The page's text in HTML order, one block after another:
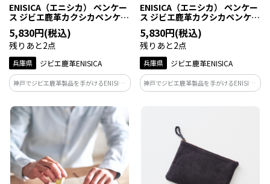
ENISICA（エニシカ） ペンケー
ス ジビエ鹿革カクシカペンケー
ス 茅葺（かやぶき） 1個
5,830円(税込)
残りあと2点
兵庫県 ジビエ鹿革ENISICA
神戸でジビエ鹿革製品を手がけるENISICA
が作った、筆記具をやさしくまとめるペ
ンケース。カラーは茅葺（かやぶき）。
人々と自然が共存する里山の暮らし、そ
の懐かしい原風景にちなんだキャメル。
ENISICA（エニシカ） ペンケー
ス ジビエ鹿革カクシカペンケー
ス 紅杉（べにすぎ） 1個
5,830円(税込)
残りあと2点
兵庫県 ジビエ鹿革ENISICA
神戸でジビエ鹿革製品を手がけるENISICA
が作った、筆記具をやさしくまとめるペ
ルギーに満ちたアッシュピンク。